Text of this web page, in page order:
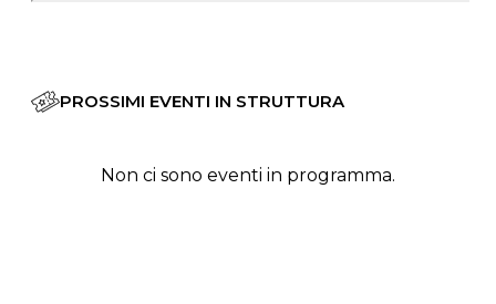
PROSSIMI EVENTI IN STRUTTURA
Non ci sono eventi in programma.